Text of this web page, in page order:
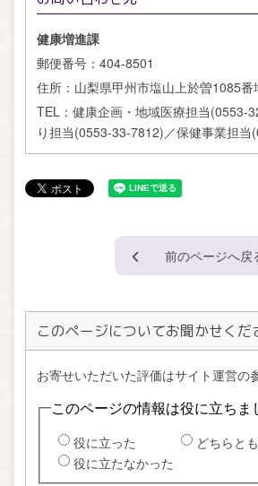
健康増進課
郵便番号： 404-8501
住所： 山梨県甲州市塩山上於曽1085番
TEL： 健康企画・地域医療担当(0553-
り担当(0553-33-7812)／保健事業担
前のページへ戻
このページについてお聞かせくだ